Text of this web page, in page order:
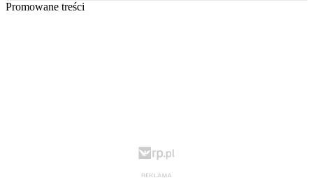
Promowane treści